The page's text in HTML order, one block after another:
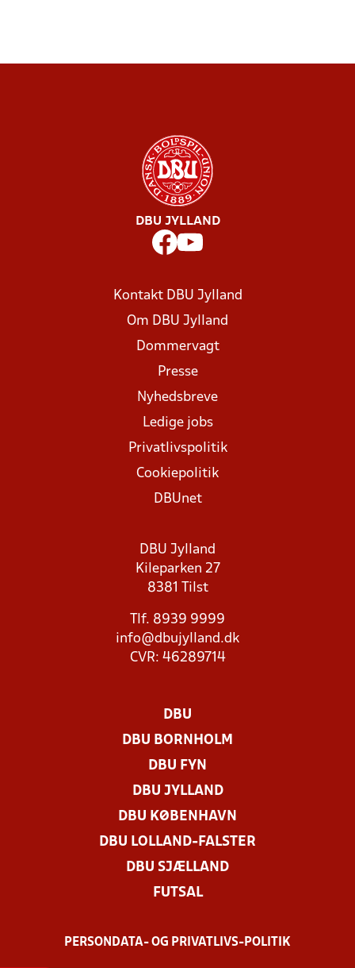
DBU JYLLAND
Kontakt DBU Jylland
Om DBU Jylland
Dommervagt
Presse
Nyhedsbreve
Ledige jobs
Privatlivspolitik
Cookiepolitik
DBUnet
DBU Jylland
Kileparken 27
8381 Tilst
Tlf. 8939 9999
info@dbujylland.dk
CVR: 46289714
DBU
DBU BORNHOLM
DBU FYN
DBU JYLLAND
DBU KØBENHAVN
DBU LOLLAND-FALSTER
DBU SJÆLLAND
FUTSAL
PERSONDATA- OG PRIVATLIVS-POLITIK